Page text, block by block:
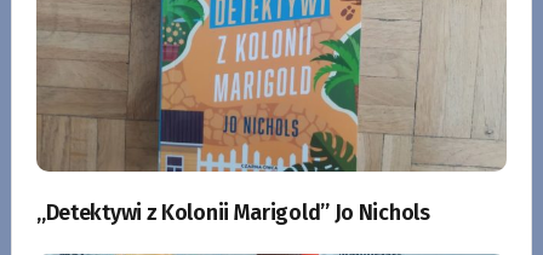
„Detektywi z Kolonii Marigold” Jo Nichols